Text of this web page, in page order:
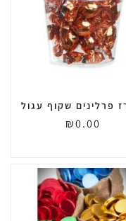
פרלינים שקוף עגול
₪0.00